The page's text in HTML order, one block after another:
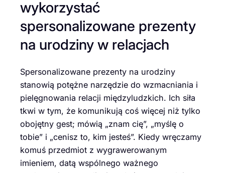
wykorzystać
spersonalizowane prezenty
na urodziny w relacjach
Spersonalizowane prezenty na urodziny
stanowią potężne narzędzie do wzmacniania i
pielęgnowania relacji międzyludzkich. Ich siła
tkwi w tym, że komunikują coś więcej niż tylko
obojętny gest; mówią „znam cię”, „myślę o
tobie” i „cenisz to, kim jesteś”. Kiedy wręczamy
komuś przedmiot z wygrawerowanym
imieniem, datą wspólnego ważnego